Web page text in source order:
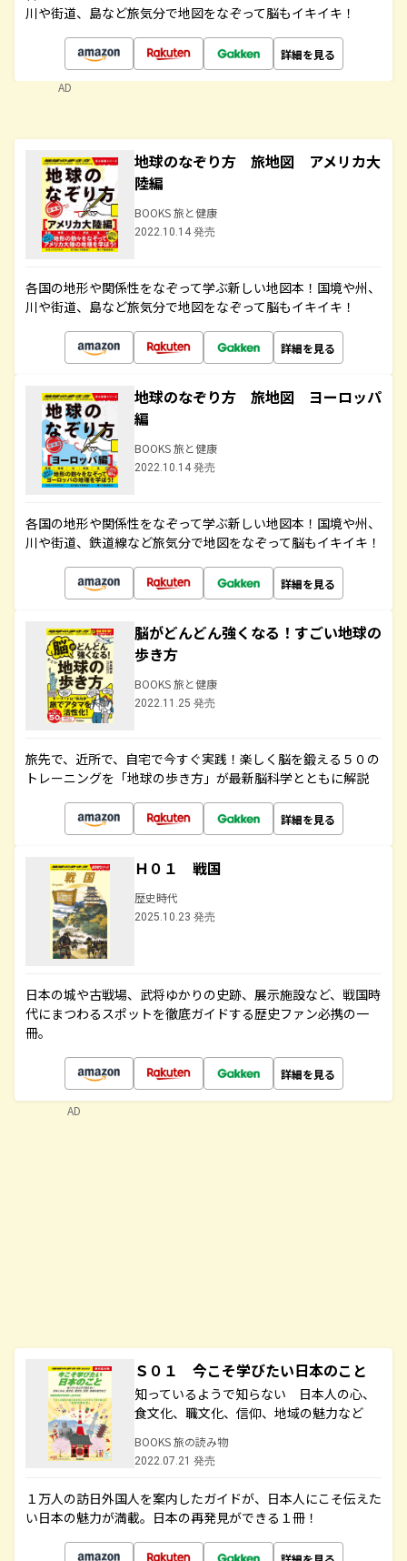
川や街道、島など旅気分で地図をなぞって脳もイキイキ！
詳細を見る
AD
地球のなぞり方 旅地図 アメリカ大
陸編
BOOKS 旅と健康
2022.10.14 発売
各国の地形や関係性をなぞって学ぶ新しい地図本！国境や州、
川や街道、島など旅気分で地図をなぞって脳もイキイキ！
詳細を見る
地球のなぞり方 旅地図 ヨーロッパ
編
BOOKS 旅と健康
2022.10.14 発売
各国の地形や関係性をなぞって学ぶ新しい地図本！国境や州、
川や街道、鉄道線など旅気分で地図をなぞって脳もイキイキ！
詳細を見る
脳がどんどん強くなる！すごい地球の
歩き方
BOOKS 旅と健康
2022.11.25 発売
旅先で、近所で、自宅で今すぐ実践！楽しく脳を鍛える５０の
トレーニングを「地球の歩き方」が最新脳科学とともに解説
詳細を見る
Ｈ０１ 戦国
歴史時代
2025.10.23 発売
日本の城や古戦場、武将ゆかりの史跡、展示施設など、戦国時
代にまつわるスポットを徹底ガイドする歴史ファン必携の一
冊。
詳細を見る
Ｓ０１ 今こそ学びたい日本のこと
知っているようで知らない 日本人の心、
食文化、職文化、信仰、地域の魅力など
BOOKS 旅の読み物
2022.07.21 発売
１万人の訪日外国人を案内したガイドが、日本人にこそ伝えた
い日本の魅力が満載。日本の再発見ができる１冊！
AD